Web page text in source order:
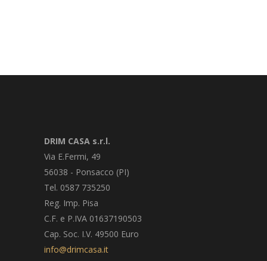
DRIM CASA s.r.l.
Via E.Fermi, 49
56038 - Ponsacco (PI)
Tel. 0587 735250
Reg. Imp. Pisa
C.F. e P.IVA 01637190503
Cap. Soc. I.V. 49500 Euro
info@drimcasa.it